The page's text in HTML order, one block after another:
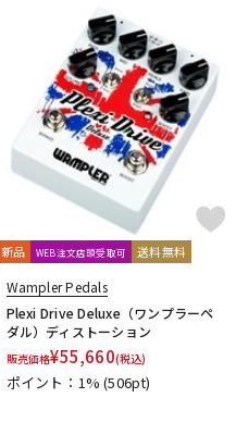
楽器アクセサリ
ヴィンテージ
新品 WEB注文店頭受取可 送料無料
Wampler Pedals
Plexi Drive Deluxe（ワンプラーペ
ダル）ディストーション
販売価格¥55,660(税込)
ポイント：1%(506pt)